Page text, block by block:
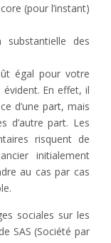
(pour l’instant)
des
égal pour votre
évident. En effet, il
d’une part, mais
d’autre part. Les
risquent de
initialement
au cas par cas
sociales sur les
SAS (Société par